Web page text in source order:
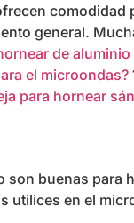
comodidad
general.
de aluminio
el microondas?
para hornear
son buenas
utilices en el